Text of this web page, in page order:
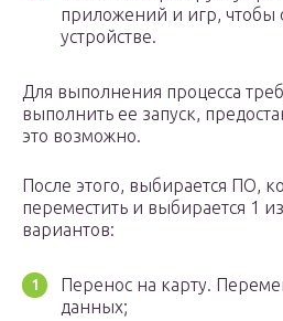
приложений и игр, чтобы
устройстве.
Для выполнения процесса
выполнить ее запуск,
это возможно.
После этого, выбирается ПО,
переместить и выбирается 1
вариантов:
Перенос на карту.
данных;